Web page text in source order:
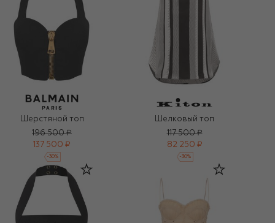
Шерстяной топ
196 500 ₽
137 500 ₽
-30%
Шелковый топ
117 500 ₽
82 250 ₽
-30%